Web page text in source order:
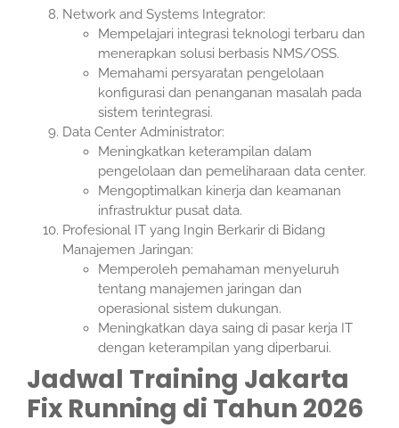
Network and Systems Integrator:
Mempelajari integrasi teknologi terbaru dan
menerapkan solusi berbasis NMS/OSS.
Memahami persyaratan pengelolaan
konfigurasi dan penanganan masalah pada
sistem terintegrasi.
Data Center Administrator:
Meningkatkan keterampilan dalam
pengelolaan dan pemeliharaan data center.
Mengoptimalkan kinerja dan keamanan
infrastruktur pusat data.
Profesional IT yang Ingin Berkarir di Bidang
Manajemen Jaringan:
Memperoleh pemahaman menyeluruh
tentang manajemen jaringan dan
operasional sistem dukungan.
Meningkatkan daya saing di pasar kerja IT
dengan keterampilan yang diperbarui.
Jadwal Training Jakarta
Fix Running di Tahun 2026